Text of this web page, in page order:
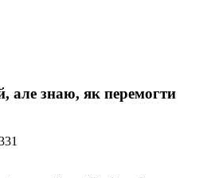
але знаю, як перемогти